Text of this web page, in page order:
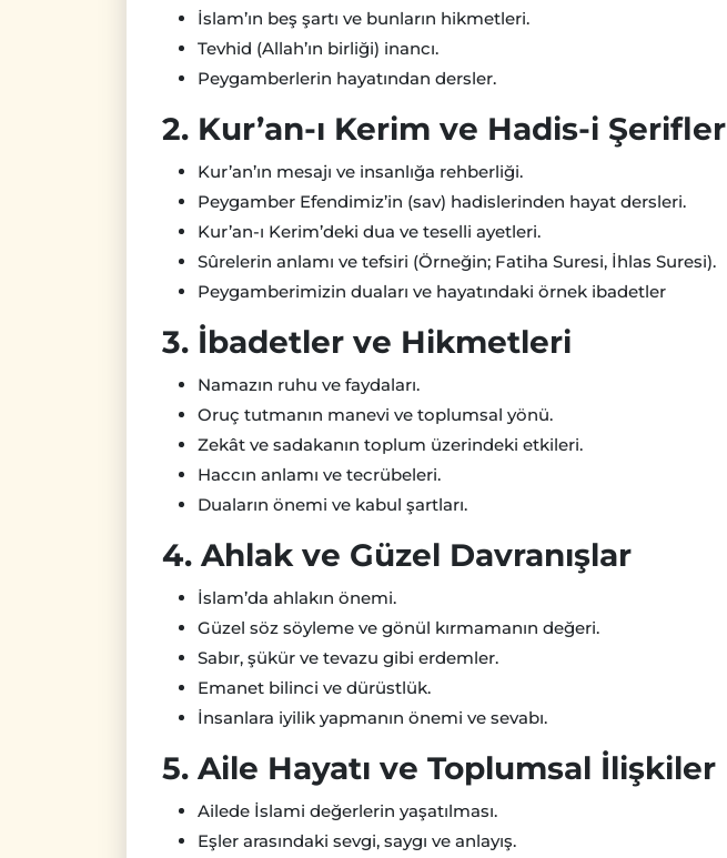
İslam’ın beş şartı ve bunların hikmetleri.
Tevhid (Allah’ın birliği) inancı.
Peygamberlerin hayatından dersler.
2. Kur’an-ı Kerim ve Hadis-i Şerifler
Kur’an’ın mesajı ve insanlığa rehberliği.
Peygamber Efendimiz’in (sav) hadislerinden hayat dersleri.
Kur’an-ı Kerim’deki dua ve teselli ayetleri.
Sûrelerin anlamı ve tefsiri (Örneğin; Fatiha Suresi, İhlas Suresi).
Peygamberimizin duaları ve hayatındaki örnek ibadetler
3. İbadetler ve Hikmetleri
Namazın ruhu ve faydaları.
Oruç tutmanın manevi ve toplumsal yönü.
Zekât ve sadakanın toplum üzerindeki etkileri.
Haccın anlamı ve tecrübeleri.
Duaların önemi ve kabul şartları.
4. Ahlak ve Güzel Davranışlar
İslam’da ahlakın önemi.
Güzel söz söyleme ve gönül kırmamanın değeri.
Sabır, şükür ve tevazu gibi erdemler.
Emanet bilinci ve dürüstlük.
İnsanlara iyilik yapmanın önemi ve sevabı.
5. Aile Hayatı ve Toplumsal İlişkiler
Ailede İslami değerlerin yaşatılması.
Eşler arasındaki sevgi, saygı ve anlayış.